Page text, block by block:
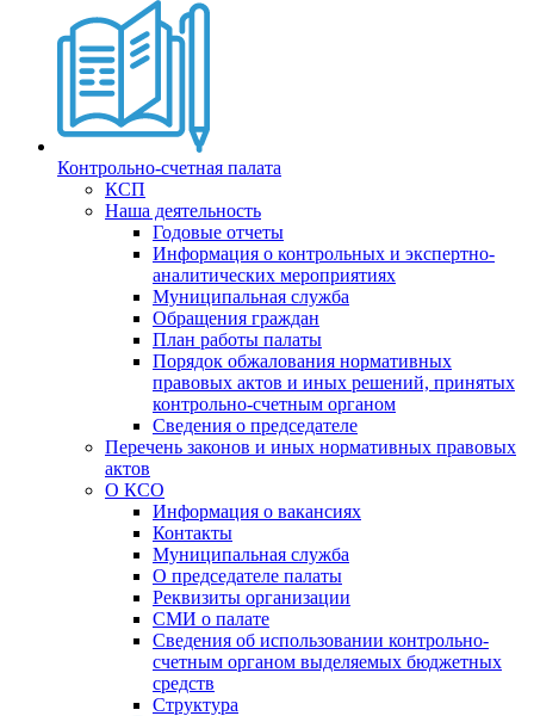
Контрольно-счетная палата
КСП
Наша деятельность
Годовые отчеты
Информация о контрольных и экспертно-
аналитических мероприятиях
Муниципальная служба
Обращения граждан
План работы палаты
Порядок обжалования нормативных
правовых актов и иных решений, принятых
контрольно-счетным органом
Сведения о председателе
Перечень законов и иных нормативных правовых
актов
О КСО
Информация о вакансиях
Контакты
Муниципальная служба
О председателе палаты
Реквизиты организации
СМИ о палате
Сведения об использовании контрольно-
счетным органом выделяемых бюджетных
средств
Структура